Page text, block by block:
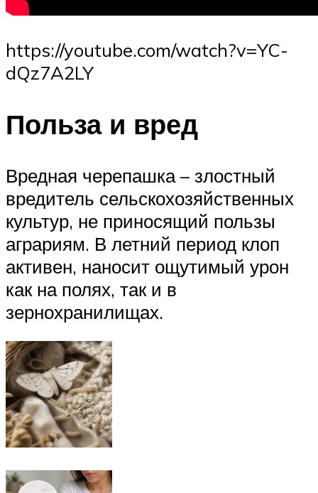
https://youtube.com/watch?v=YC-
dQz7A2LY
Польза и вред
Вредная черепашка – злостный
вредитель сельскохозяйственных
культур, не приносящий пользы
аграриям. В летний период клоп
активен, наносит ощутимый урон
как на полях, так и в
зернохранилищах.